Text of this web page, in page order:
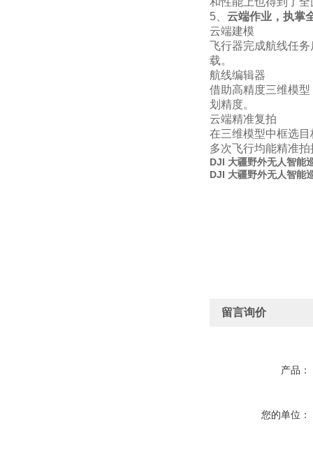
5、 云端作业，执掌
云端建模
飞行器完成航线任
载。
航线编辑器
借助高精度三维模
划精度。
云端精准复拍
在三维模型中框选
多次飞行均能精准
DJI 大疆野外无人智能
DJI 大疆野外无人智能
留言询价
产品：
您的单位：